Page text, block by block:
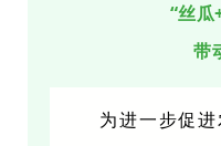
“丝瓜
带
为进一步促